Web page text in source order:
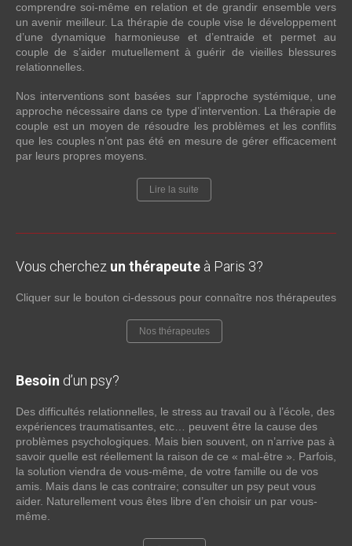
comprendre soi-même en relation et de grandir ensemble vers
un avenir meilleur. La thérapie de couple vise le développement
d’une dynamique harmonieuse et d’entraide et permet au
couple de s’aider mutuellement à guérir de vieilles blessures
relationnelles.
Nos interventions sont basées sur l’approche systémique, une
approche nécessaire dans ce type d’intervention. La thérapie de
couple est un moyen de résoudre les problèmes et les conflits
que les couples n’ont pas été en mesure de gérer efficacement
par leurs propres moyens.
Lire la suite
Vous cherchez un thérapeute à Paris 3?
Cliquer sur le bouton ci-dessous pour connaître nos thérapeutes
Nos thérapeutes
Besoin d’un psy?
Des difficultés relationnelles, le stress au travail ou à l’école, des
expériences traumatisantes, etc… peuvent être la cause des
problèmes psychologiques. Mais bien souvent, on n’arrive pas à
savoir quelle est réellement la raison de ce « mal-être ». Parfois,
la solution viendra de vous-même, de votre famille ou de vos
amis. Mais dans le cas contraire; consulter un psy peut vous
aider. Naturellement vous êtes libre d’en choisir un par vous-
même.